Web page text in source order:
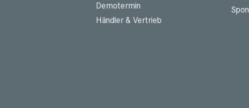
Demotermin
Händler & Vertrieb